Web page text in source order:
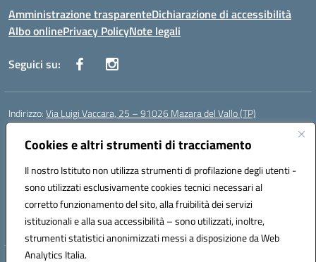
Cookies e altri strumenti di tracciamento
Il nostro Istituto non utilizza strumenti di profilazione degli utenti -
sono utilizzati esclusivamente cookies tecnici necessari al
corretto funzionamento del sito, alla fruibilità dei servizi
istituzionali e alla sua accessibilità – sono utilizzati, inoltre,
strumenti statistici anonimizzati messi a disposizione da Web
Analytics Italia.
Amministrazione trasparenteDichiarazione di accessibilità
Albo onlinePrivacy PolicyNote legali
Seguici su:
Indirizzo:Via Luigi Vaccara, 25 – 91026 Mazara del Vallo (TP)
Centralino:
Posta elettronica certificata (PEC):tpic843007@pec.istruzione.it
Codice fiscale: 91036660818
Codice meccanografico:tpic843007
Codice Indice delle Pubbliche Amministrazioni (IPA): icggp
Codice unico di fatturazione (CUF): UFYPS3